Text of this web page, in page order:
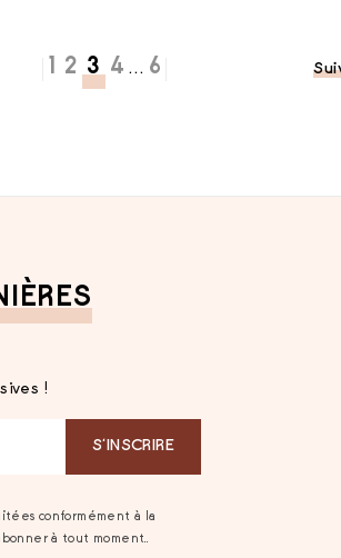
2 3 4 … 6
!
S‘INSCRIRE
conformément à la
à tout moment..